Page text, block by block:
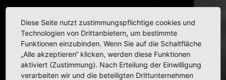
Baujahr(e):1947–1948
Read more
Diese Seite nutzt zustimmungspflichtige cookies und
Technologien von Drittanbietern, um bestimmte
Funktionen einzubinden. Wenn Sie auf die Schaltfläche
„Alle akzeptieren“ klicken, werden diese Funktionen
aktiviert (Zustimmung). Nach Erteilung der Einwilligung
verarbeiten wir und die beteiligten Drittunternehmen